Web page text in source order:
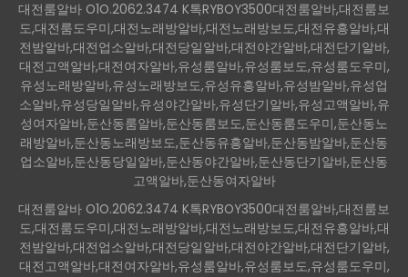
대전룸알바 O1O.2062.3474 K톡RYBOY3500대전룸알바,대전룸보
도,대전룸도우미,대전노래방알바,대전노래방보도,대전유흥알바,대
전밤알바,대전업소알바,대전당일알바,대전야간알바,대전단기알바,
대전고액알바,대전여자알바,유성룸알바,유성룸보도,유성룸도우미,
유성노래방알바,유성노래방보도,유성유흥알바,유성밤알바,유성업
소알바,유성당일알바,유성야간알바,유성단기알바,유성고액알바,유
성여자알바,둔산동룸알바,둔산동룸보도,둔산동룸도우미,둔산동노
래방알바,둔산동노래방보도,둔산동유흥알바,둔산동밤알바,둔산동
업소알바,둔산동당일알바,둔산동야간알바,둔산동단기알바,둔산동
고액알바,둔산동여자알바
대전룸알바 O1O.2062.3474 K톡RYBOY3500대전룸알바,대전룸보
도,대전룸도우미,대전노래방알바,대전노래방보도,대전유흥알바,대
전밤알바,대전업소알바,대전당일알바,대전야간알바,대전단기알바,
대전고액알바,대전여자알바,유성룸알바,유성룸보도,유성룸도우미,